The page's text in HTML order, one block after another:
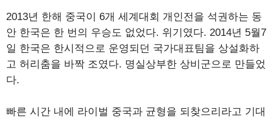
2013년 한해 중국이 6개 세계대회 개인전을 석권하는 동
안 한국은 한 번의 우승도 없었다. 위기였다. 2014년 5월7
일 한국은 한시적으로 운영되던 국가대표팀을 상설화하
고 허리춤을 바짝 조였다. 명실상부한 상비군으로 만들었
다.
빠른 시간 내에 라이벌 중국과 균형을 되찾으리라고 기대